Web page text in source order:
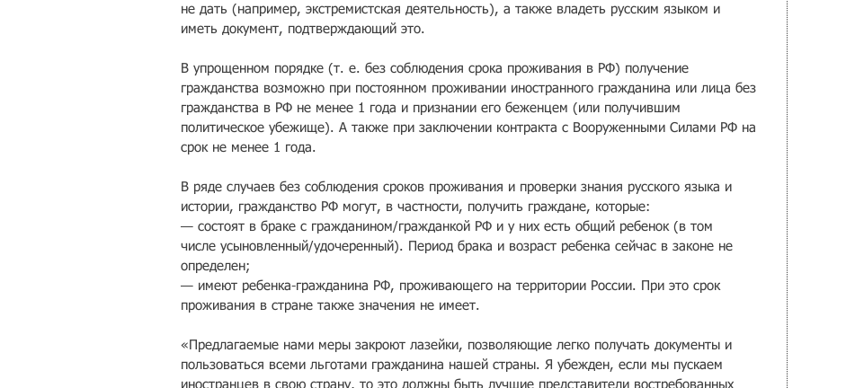
не дать (например, экстремистская деятельность), а также владеть русским языком и
иметь документ, подтверждающий это.
В упрощенном порядке (т. е. без соблюдения срока проживания в РФ) получение
гражданства возможно при постоянном проживании иностранного гражданина или лица без
гражданства в РФ не менее 1 года и признании его беженцем (или получившим
политическое убежище). А также при заключении контракта с Вооруженными Силами РФ на
срок не менее 1 года.
В ряде случаев без соблюдения сроков проживания и проверки знания русского языка и
истории, гражданство РФ могут, в частности, получить граждане, которые:
— состоят в браке с гражданином/гражданкой РФ и у них есть общий ребенок (в том
числе усыновленный/удочеренный). Период брака и возраст ребенка сейчас в законе не
определен;
— имеют ребенка-гражданина РФ, проживающего на территории России. При это срок
проживания в стране также значения не имеет.
«Предлагаемые нами меры закроют лазейки, позволяющие легко получать документы и
пользоваться всеми льготами гражданина нашей страны. Я убежден, если мы пускаем
иностранцев в свою страну, то это должны быть лучшие представители востребованных